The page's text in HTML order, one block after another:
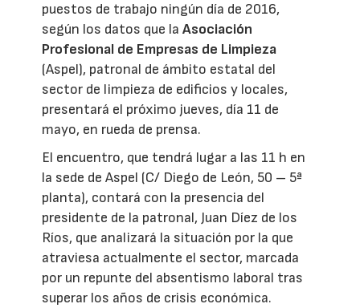
puestos de trabajo ningún día de 2016,
según los datos que laAsociación
Profesional de Empresas de Limpieza
(Aspel), patronal de ámbito estatal del
sector de limpieza de edificios y locales,
presentará el próximo jueves, día 11 de
mayo, en rueda de prensa.
El encuentro, que tendrá lugar a las 11 h en
la sede de Aspel (C/ Diego de León, 50 – 5ª
planta), contará con la presencia del
presidente de la patronal, Juan Díez de los
Ríos, que analizará la situación por la que
atraviesa actualmente el sector, marcada
por un repunte del absentismo laboral tras
superar los años de crisis económica.